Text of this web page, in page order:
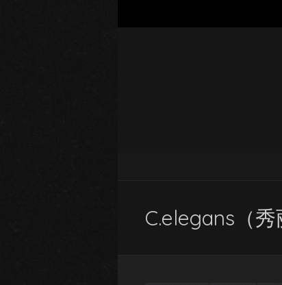
C.elegans（